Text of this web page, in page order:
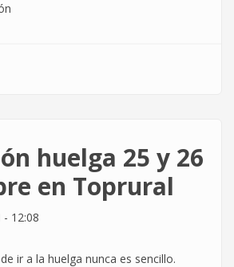
huelga 25 y 26
en Toprural
- 12:08
ir a la huelga nunca es sencillo.